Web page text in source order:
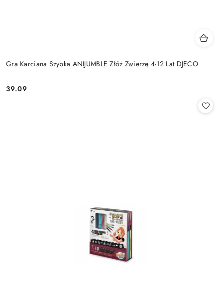
Gra Karciana Szybka ANIJUMBLE Złóż Zwierzę 4-12 Lat DJECO
Cena:
39.09